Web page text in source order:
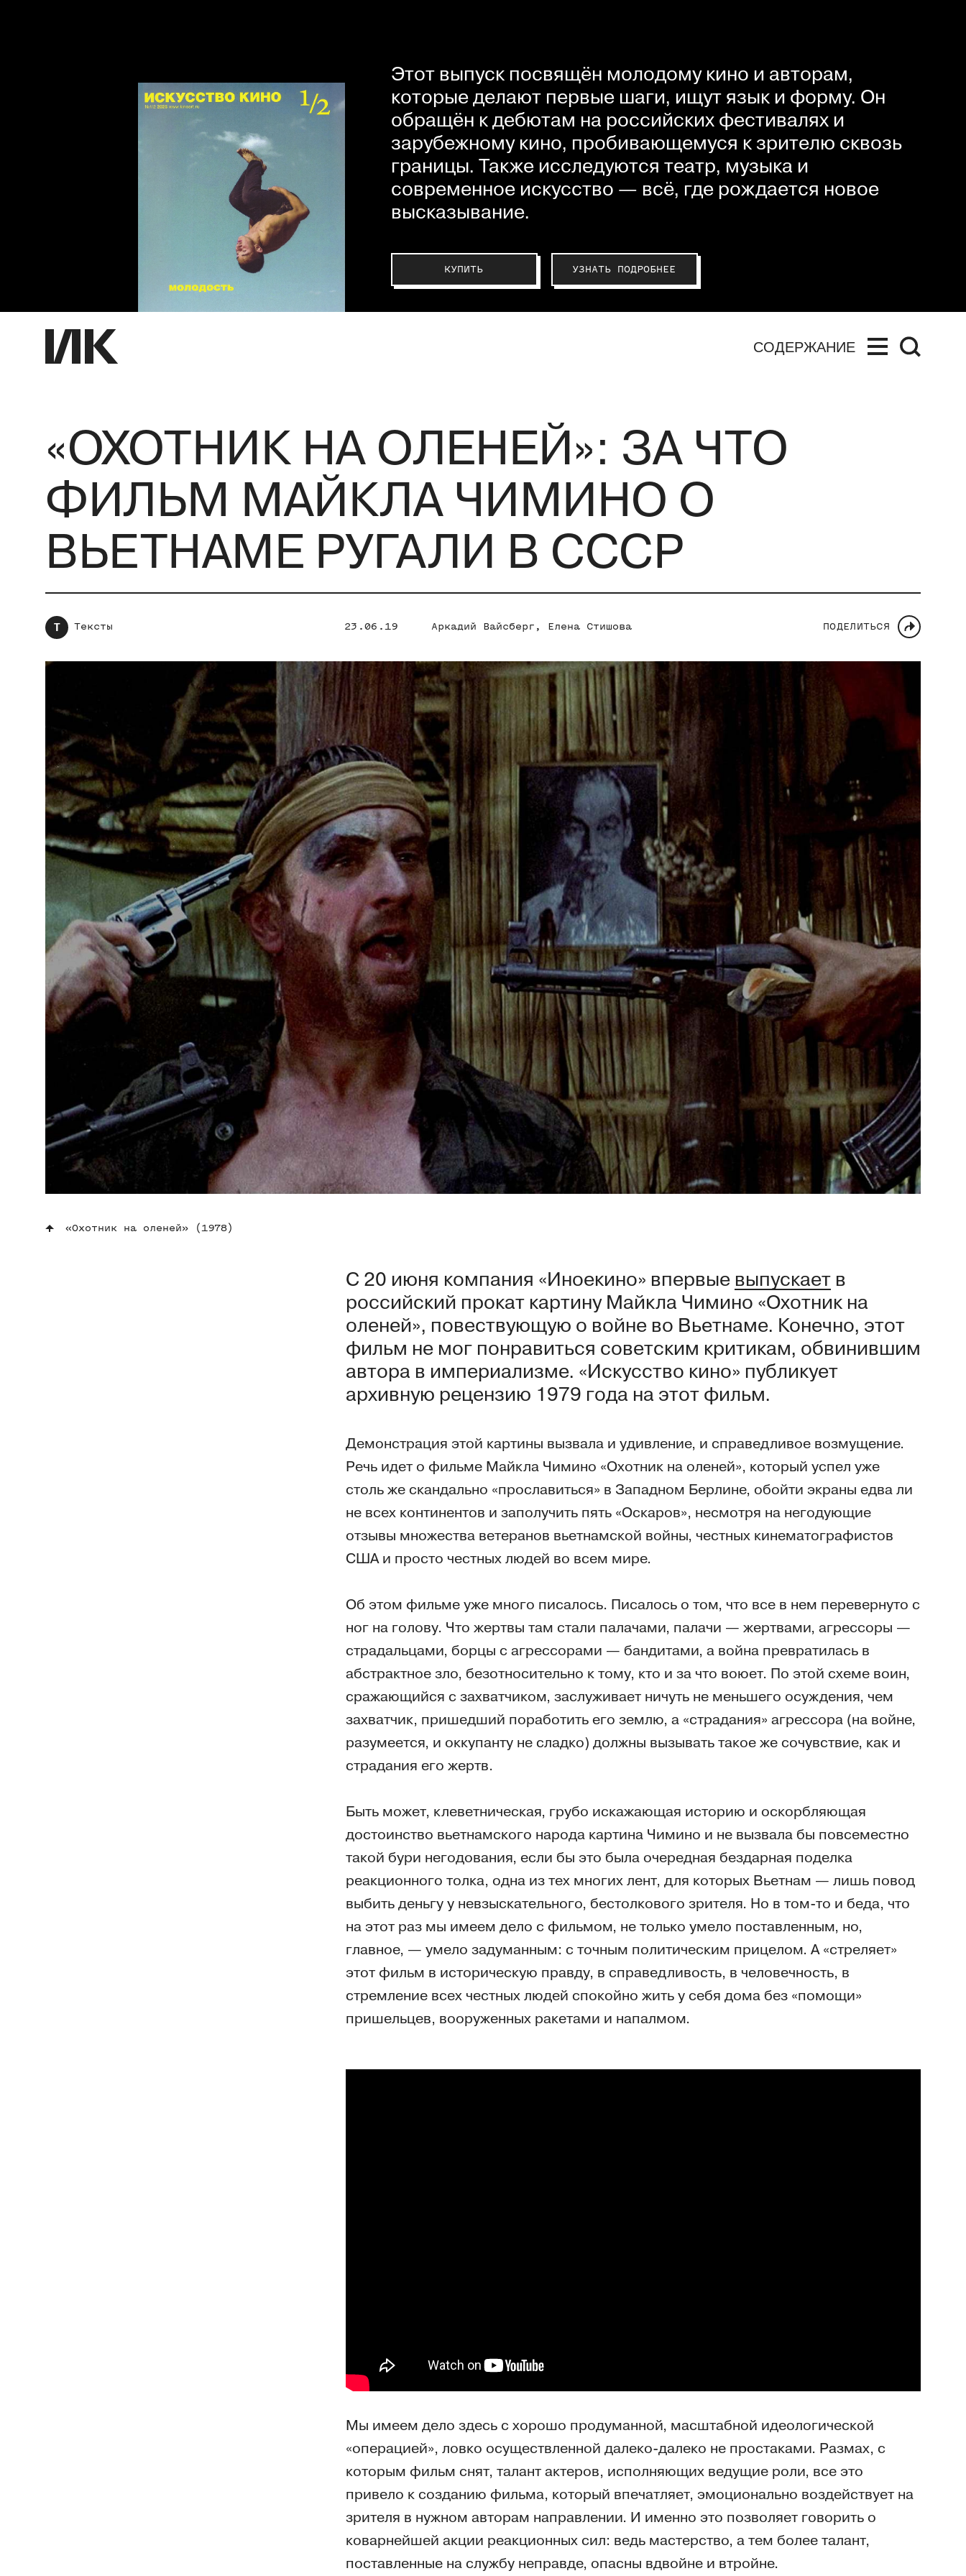
Этот выпуск посвящён молодому кино и авторам,
которые делают первые шаги, ищут язык и форму. Он
обращён к дебютам на российских фестивалях и
зарубежному кино, пробивающемуся к зрителю сквозь
границы. Также исследуются театр, музыка и
современное искусство — всё, где рождается новое
высказывание.
КУПИТЬ УЗНАТЬ ПОДРОБНЕЕ
СОДЕРЖАНИЕ
«ОХОТНИК НА ОЛЕНЕЙ»: ЗА ЧТО
ФИЛЬМ МАЙКЛА ЧИМИНО О
ВЬЕТНАМЕ РУГАЛИ В СССР
Т Тексты 23.06.19 Аркадий Вайсберг , Елена Стишова ПОДЕЛИТЬСЯ
«Охотник на оленей» (1978)
С 20 июня компания «Иноекино» впервые выпускает в
российский прокат картину Майкла Чимино «Охотник на
оленей», повествующую о войне во Вьетнаме. Конечно, этот
фильм не мог понравиться советским критикам, обвинившим
автора в империализме. «Искусство кино» публикует
архивную рецензию 1979 года на этот фильм.
Демонстрация этой картины вызвала и удивление, и справедливое возмущение.
Речь идет о фильме Майкла Чимино «Охотник на оленей», который успел уже
столь же скандально «прославиться» в Западном Берлине, обойти экраны едва ли
не всех континентов и заполучить пять «Оскаров», несмотря на негодующие
отзывы множества ветеранов вьетнамской войны, честных кинематографистов
США и просто честных людей во всем мире.
Об этом фильме уже много писалось. Писалось о том, что все в нем перевернуто с
ног на голову. Что жертвы там стали палачами, палачи — жертвами, агрессоры —
страдальцами, борцы с агрессорами — бандитами, а война превратилась в
абстрактное зло, безотносительно к тому, кто и за что воюет. По этой схеме воин,
сражающийся с захватчиком, заслуживает ничуть не меньшего осуждения, чем
захватчик, пришедший поработить его землю, а «страдания» агрессора (на войне,
разумеется, и оккупанту не сладко) должны вызывать такое же сочувствие, как и
страдания его жертв.
Быть может, клеветническая, грубо искажающая историю и оскорбляющая
достоинство вьетнамского народа картина Чимино и не вызвала бы повсеместно
такой бури негодования, если бы это была очередная бездарная поделка
реакционного толка, одна из тех многих лент, для которых Вьетнам — лишь повод
выбить деньгу у невзыскательного, бестолкового зрителя. Но в том-то и беда, что
на этот раз мы имеем дело с фильмом, не только умело поставленным, но,
главное, — умело задуманным: с точным политическим прицелом. А «стреляет»
этот фильм в историческую правду, в справедливость, в человечность, в
стремление всех честных людей спокойно жить у себя дома без «помощи»
пришельцев, вооруженных ракетами и напалмом.
Мы имеем дело здесь с хорошо продуманной, масштабной идеологической
«операцией», ловко осуществленной далеко-далеко не простаками. Размах, с
которым фильм снят, талант актеров, исполняющих ведущие роли, все это
привело к созданию фильма, который впечатляет, эмоционально воздействует на
зрителя в нужном авторам направлении. И именно это позволяет говорить о
коварнейшей акции реакционных сил: ведь мастерство, а тем более талант,
поставленные на службу неправде, опасны вдвойне и втройне.